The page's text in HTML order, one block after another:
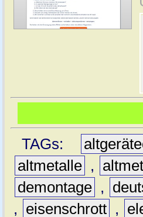
TAGs:
altmetalle ,
demontage ,
,
eisenschrott ,